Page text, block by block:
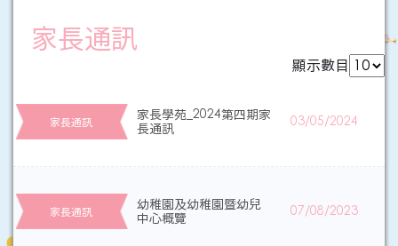
家長通訊
顯示數目
家長通訊
家長學苑_2024第四期家
長通訊
03/05/2024
家長通訊
幼稚園及幼稚園暨幼兒
中心概覽
07/08/2023